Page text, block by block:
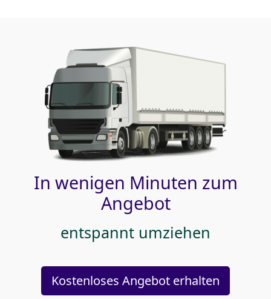
In wenigen Minuten zum
Angebot
entspannt umziehen
Kostenloses Angebot erhalten